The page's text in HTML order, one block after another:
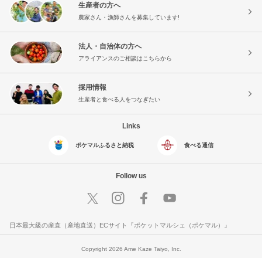
生産者の方へ
農家さん・漁師さんを募集しています!
法人・自治体の方へ
アライアンスのご相談はこちらから
採用情報
生産者と食べる人をつなぎたい
Links
ポケマルふるさと納税 食べる通信
Follow us
日本最大級の産直（産地直送）ECサイト『ポケットマルシェ（ポケマル）』
Copyright 2026 Ame Kaze Taiyo, Inc.